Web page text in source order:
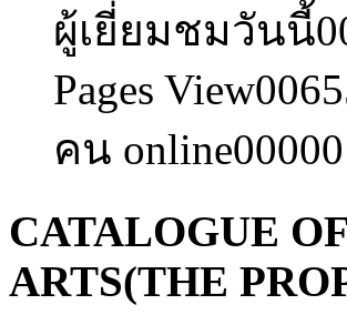
ผู้เยี่ยมชมวันนี้
Pages View
คน online
CATALOGUE
ARTS(THE